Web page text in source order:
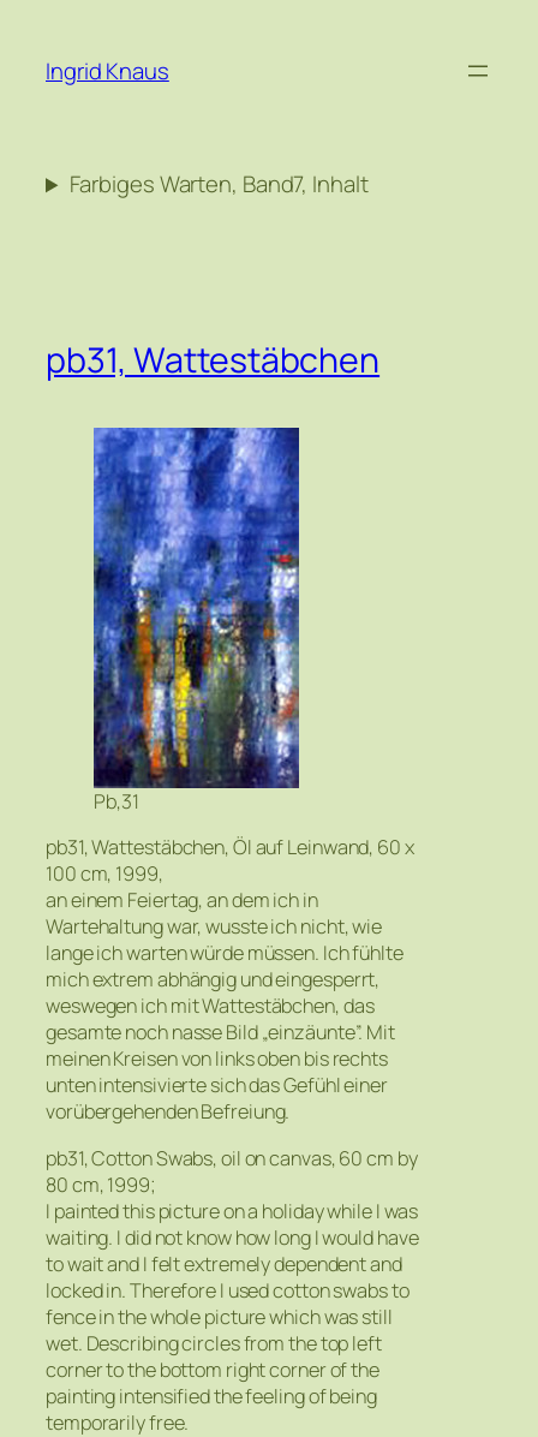
springen
Ingrid Knaus
Farbiges Warten, Band7, Inhalt
pb31, Wattestäbchen
Pb,31
pb31, Wattestäbchen, Öl auf Leinwand, 60 x
100 cm, 1999,
an einem Feiertag, an dem ich in
Wartehaltung war, wusste ich nicht, wie
lange ich warten würde müssen. Ich fühlte
mich extrem abhängig und eingesperrt,
weswegen ich mit Wattestäbchen, das
gesamte noch nasse Bild „einzäunte”. Mit
meinen Kreisen von links oben bis rechts
unten intensivierte sich das Gefühl einer
vorübergehenden Befreiung.
pb31, Cotton Swabs, oil on canvas, 60 cm by
80 cm, 1999;
I painted this picture on a holiday while I was
waiting. I did not know how long I would have
to wait and I felt extremely dependent and
locked in. Therefore I used cotton swabs to
fence in the whole picture which was still
wet. Describing circles from the top left
corner to the bottom right corner of the
painting intensified the feeling of being
temporarily free.